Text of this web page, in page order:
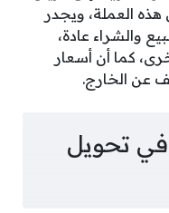
العملة، ويجدر
والشراء عادة،
كما أن أسعار
عن الخارج.
في تحويل